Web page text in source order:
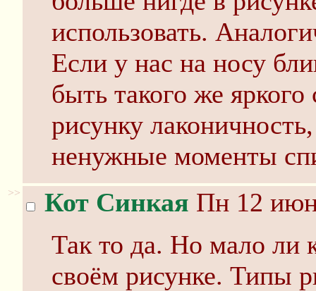
использовать.
Если у нас на носу
быть такого же
рисунку
ненужные моменты
>> Кот Синкая Пн 12
Так то да. Но мало ли
своём рисунке. Типы